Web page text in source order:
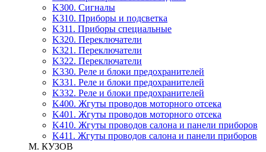
K300. Сигналы
K310. Приборы и подсветка
K311. Приборы специальные
K320. Переключатели
K321. Переключатели
K322. Переключатели
K330. Реле и блоки предохранителей
K331. Реле и блоки предохранителей
K332. Реле и блоки предохранителей
K400. Жгуты проводов моторного отсека
K401. Жгуты проводов моторного отсека
K410. Жгуты проводов салона и панели приборов
K411. Жгуты проводов салона и панели приборов
M. КУЗОВ